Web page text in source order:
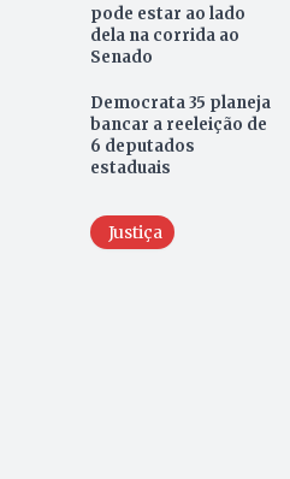
pode estar ao lado
dela na corrida ao
Senado
Democrata 35 planeja
bancar a reeleição de
6 deputados
estaduais
Justiça